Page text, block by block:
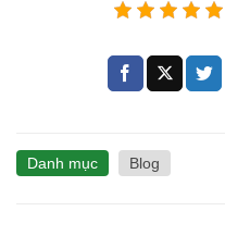
Danh mục Blog